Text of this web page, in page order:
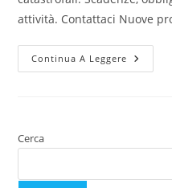
attività. Contattaci Nuove
Continua A Leggere
Cerca